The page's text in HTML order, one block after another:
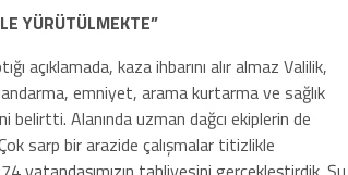
YÜRÜTÜLMEKTE”
açıklamada, kaza ihbarını alır almaz Valilik,
emniyet, arama kurtarma ve sağlık
Alanında uzman dağcı ekiplerin de
sarp bir arazide çalışmalar titizlikle